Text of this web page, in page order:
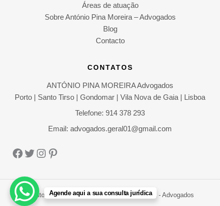
Áreas de atuação
Sobre António Pina Moreira – Advogados
Blog
Contacto
CONTATOS
ANTÓNIO PINA MOREIRA Advogados
Porto | Santo Tirso | Gondomar | Vila Nova de Gaia | Lisboa
Telefone: 914 378 293
Email: advogados.geral01@gmail.com
Facebook
Twitter
Instagram
Pinterest
Direitos Autorais © 2026 António Pina Moreira - Advogados
Agende aqui a sua consulta jurídica